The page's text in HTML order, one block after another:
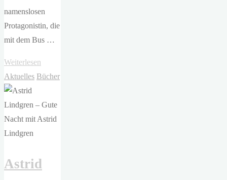
namenslosen
Protagonistin, die
mit dem Bus …
Weiterlesen
Gmeinwieser
Wir
Königinnen"
Aktuelles Bücher
Astrid